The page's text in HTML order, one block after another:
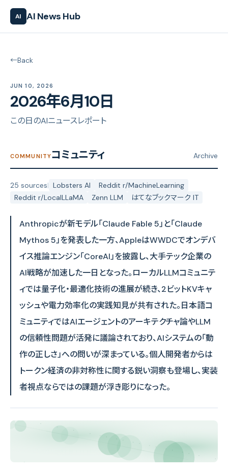
AI AI News Hub
←Back
JUN 10, 2026
2026年6月10日
この日のAIニュースレポート
COMMUNITYコミュニティ Archive
25 sources| Lobsters AI
Reddit r/MachineLearning
Reddit r/LocalLLaMA
Zenn LLM はてなブックマーク IT
Anthropicが新モデル「Claude Fable 5」と「Claude
Mythos 5」を発表した一方、AppleはWWDCでオンデバ
イス推論エンジン「CoreAI」を披露し、大手テック企業の
AI戦略が加速した一日となった。ローカルLLMコミュニテ
ィでは量子化・最適化技術の進展が続き、2ビットKVキャ
ッシュや電力効率化の実践知見が共有された。日本語コ
ミュニティではAIエージェントのアーキテクチャ論やLLM
の信頼性問題が活発に議論されており、AIシステムの「動
作の正しさ」への問いが深まっている。個人開発者からは
トークン経済の非対称性に関する鋭い洞察も登場し、実装
者視点ならではの課題が浮き彫りになった。